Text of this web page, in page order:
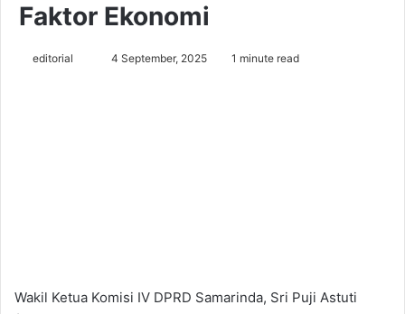
Faktor Ekonomi
editorial
Send4 September, 2025 1 minute read
Wakil Ketua Komisi IV DPRD Samarinda, Sri Puji Astuti